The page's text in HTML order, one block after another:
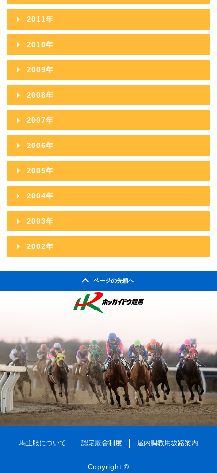
2014年10月
2014年09月
2014年08月
2014年07月
2014年06月
2014年05月
2014年03月
2014年02月
2014年01月
2013年11月
2013年10月
2013年09月
2013年08月
2013年07月
2013年06月
2013年05月
2013年03月
2013年02月
2013年01月
2012年12月
2012年11月
2012年10月
2012年09月
2012年08月
2012年07月
2012年06月
2012年05月
2012年03月
2012年02月
2012年01月
2011年
2011年12月
2011年11月
2011年10月
2011年09月
2011年08月
2011年07月
2011年06月
2011年05月
2011年03月
2011年02月
2010年
2010年12月
2010年11月
2010年10月
2010年09月
2010年08月
2010年07月
2010年06月
2010年05月
2010年03月
2009年
2009年12月
2009年11月
2009年10月
2009年09月
2009年08月
2009年07月
2009年06月
2009年05月
2009年03月
2008年
2008年12月
2008年11月
2008年10月
2008年09月
2008年08月
2008年07月
2008年06月
2008年05月
2008年01月
2007年
2007年12月
2007年11月
2007年10月
2007年09月
2007年08月
2007年07月
2007年02月
2007年01月
2006年
2006年12月
2006年11月
2006年10月
2006年09月
2006年08月
2006年03月
2006年02月
2006年01月
2005年
2005年12月
2005年11月
2005年10月
2005年09月
2005年08月
2005年07月
2005年04月
2005年03月
2005年02月
2005年01月
2004年
2004年12月
2004年11月
2004年10月
2004年06月
2004年05月
2004年04月
2004年03月
2004年02月
2004年01月
2003年
2003年12月
2003年07月
2003年06月
2003年05月
2003年04月
2003年01月
2002年
ページの先頭へ
馬主服について 認定厩舎制度 屋内調教用坂路案内
Copyright ©